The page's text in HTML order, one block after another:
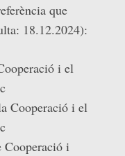
que
18.12.2024):
i el
Cooperació i el
Cooperació i